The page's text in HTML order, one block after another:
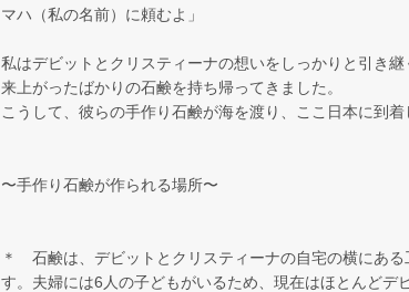
マハ（私の名前）に頼むよ」
私はデビットとクリスティーナの想いをしっかりと引き継
来上がったばかりの石鹸を持ち帰ってきました。
こうして、彼らの手作り石鹸が海を渡り、ここ日本に到着
〜手作り石鹸が作られる場所〜
＊ 石鹸は、デビットとクリスティーナの自宅の横にある
す。夫婦には6人の子どもがいるため、現在はほとんどデ